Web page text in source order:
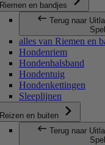
Riemen en bandjes
Terug naar
alles van Riemen en
Hondenriem
Hondenhalsband
Hondentuig
Hondenkettingen
Sleeplijnen
Reizen en buiten
Terug naar